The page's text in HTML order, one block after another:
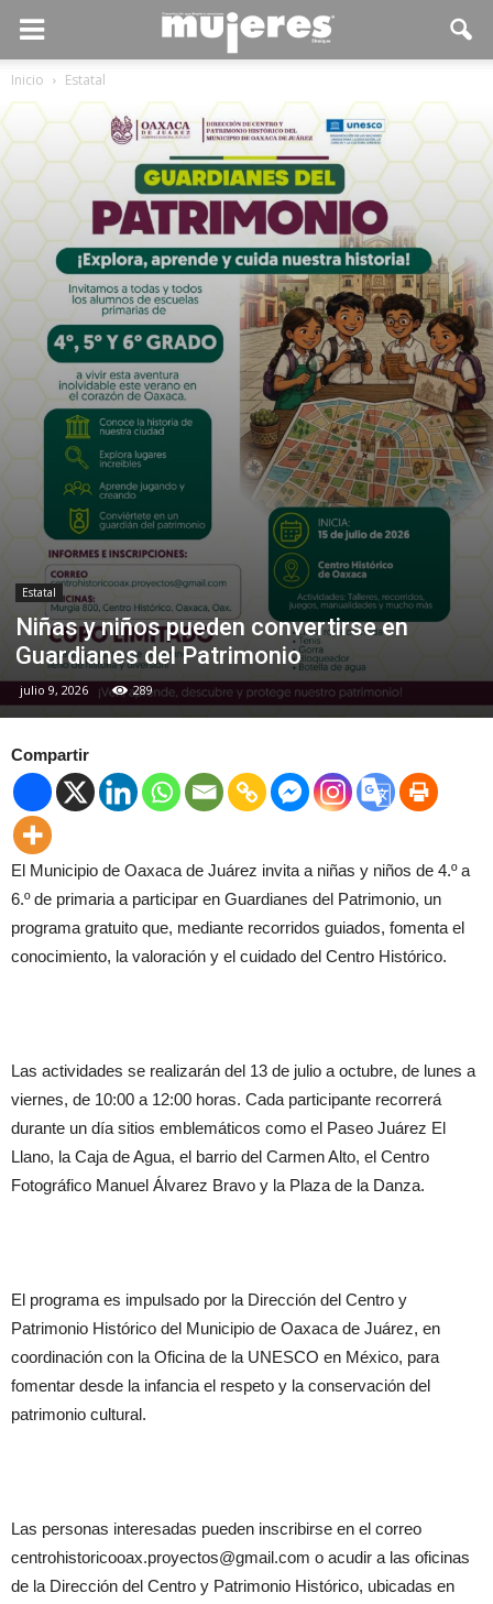
Inicio Estatal
Estatal
Niñas y niños pueden convertirse en
Guardianes del Patrimonio
julio 9, 2026 289
Compartir
El Municipio de Oaxaca de Juárez invita a niñas y niños de 4.º a
6.º de primaria a participar en Guardianes del Patrimonio, un
programa gratuito que, mediante recorridos guiados, fomenta el
conocimiento, la valoración y el cuidado del Centro Histórico.
Las actividades se realizarán del 13 de julio a octubre, de lunes a
viernes, de 10:00 a 12:00 horas. Cada participante recorrerá
durante un día sitios emblemáticos como el Paseo Juárez El
Llano, la Caja de Agua, el barrio del Carmen Alto, el Centro
Fotográfico Manuel Álvarez Bravo y la Plaza de la Danza.
El programa es impulsado por la Dirección del Centro y
Patrimonio Histórico del Municipio de Oaxaca de Juárez, en
coordinación con la Oficina de la UNESCO en México, para
fomentar desde la infancia el respeto y la conservación del
patrimonio cultural.
Las personas interesadas pueden inscribirse en el correo
centrohistoricooax.proyectos@gmail.com o acudir a las oficinas
de la Dirección del Centro y Patrimonio Histórico, ubicadas en